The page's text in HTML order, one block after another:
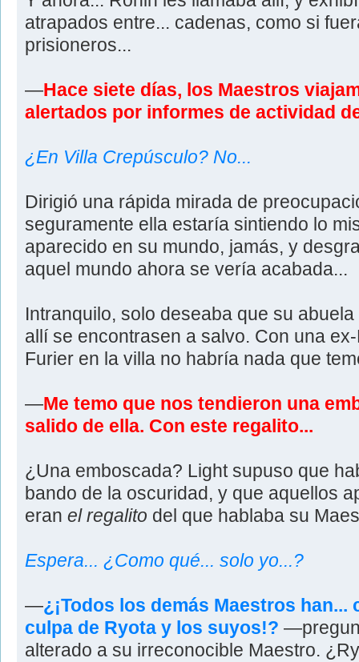
atrapados entre... cadenas, como si
prisioneros...
—Hace siete días, los Maestros
alertados por informes de actividad
¿En Villa Crepúsculo? No...
Dirigió una rápida mirada de
seguramente ella estaría sintiendo lo
aparecido en su mundo, jamás, y
aquel mundo ahora se vería acabada...
Intranquilo, solo deseaba que su
allí se encontrasen a salvo. Con una
Furier en la villa no habría nada que
—Me temo que nos tendieron una
salido de ella. Con este regalito...
¿Una emboscada? Light supuso que
bando de la oscuridad, y que aquellos
eran el regalito del que hablaba su
Espera... ¿Como qué... solo yo...?
—¿¡Todos los demás Maestros han...
culpa de Ryota y los suyos!?
alterado a su irreconocible Maestro.